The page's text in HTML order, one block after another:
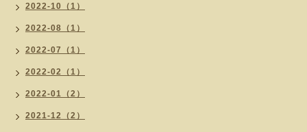
2022-10（1）
2022-08（1）
2022-07（1）
2022-02（1）
2022-01（2）
2021-12（2）